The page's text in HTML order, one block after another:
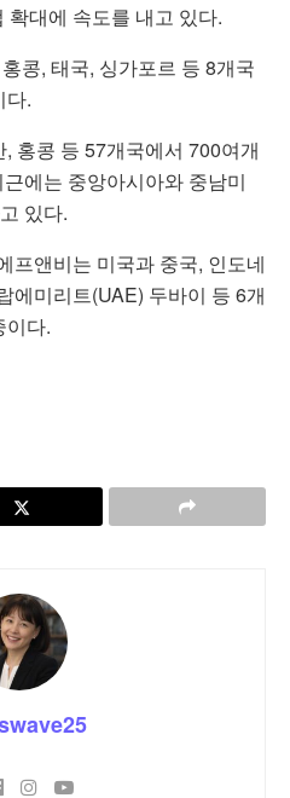
확대에 속도를 내고 있다.
콩, 태국, 싱가포르 등 8개국
다.
홍콩 등 57개국에서 700여개
에는 중앙아시아와 중남미
있다.
프앤비는 미국과 중국, 인도네
에미리트(UAE) 두바이 등 6개
이다.